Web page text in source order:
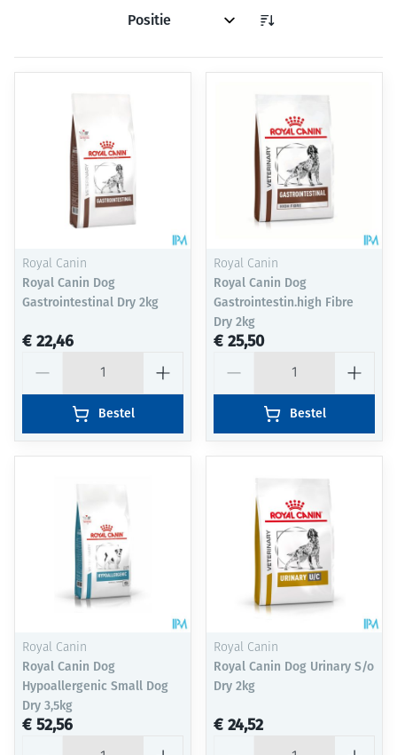
Sorteer op:
Royal Canin
Royal Canin Dog
Gastrointestinal Dry 2kg
€ 22,46
Bestel
Royal Canin
Royal Canin Dog
Gastrointestin.high Fibre
Dry 2kg
€ 25,50
Bestel
Royal Canin
Royal Canin Dog
Hypoallergenic Small Dog
Dry 3,5kg
€ 52,56
Royal Canin
Royal Canin Dog Urinary S/o
Dry 2kg
€ 24,52